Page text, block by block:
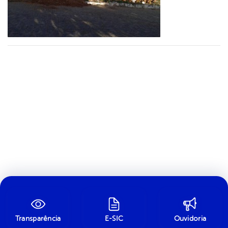
Transparência E-SIC Ouvidoria